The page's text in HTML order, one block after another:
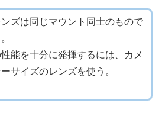
ンズは同じマウント同士のもので
能を十分に発揮するには、カメ
サイズのレンズを使う。